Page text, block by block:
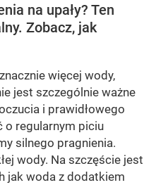
na upały? Ten
Zobacz, jak
więcej wody,
jest szczególnie ważne
i prawidłowego
o regularnym piciu
silnego pragnienia.
wody. Na szczęście jest
jak woda z dodatkiem